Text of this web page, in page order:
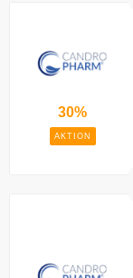
30%
AKTION